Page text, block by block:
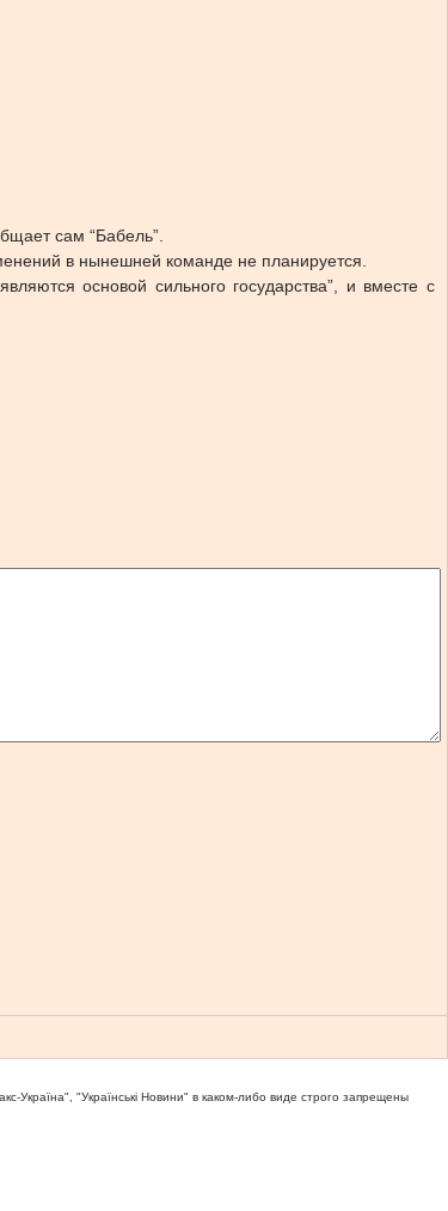
сам “Бабель”.
в нынешней команде не планируется.
основой сильного государства”, и вместе с
Україна", "Українськi Новини" в каком-либо виде строго запрещены